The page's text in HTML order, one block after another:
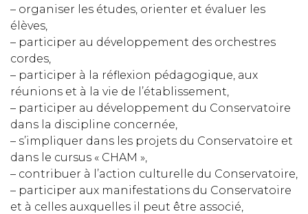
– organiser les études, orienter et évaluer les
élèves,
– participer au développement des orchestres
cordes,
– participer à la réflexion pédagogique, aux
réunions et à la vie de l’établissement,
– participer au développement du Conservatoire
dans la discipline concernée,
– s’impliquer dans les projets du Conservatoire et
dans le cursus « CHAM »,
– contribuer à l’action culturelle du Conservatoire,
– participer aux manifestations du Conservatoire
et à celles auxquelles il peut être associé,